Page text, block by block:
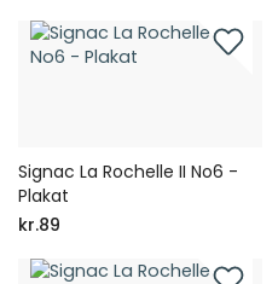
Signac La Rochelle II No6 -
Plakat
kr.89